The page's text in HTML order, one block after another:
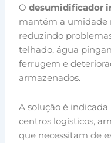
Odesumidificador
mantém a umidade
reduzindo
telhado, água
ferrugem e
armazenados.
A solução é
centros logísticos,
que necessitam de